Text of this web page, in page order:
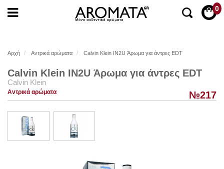
0
Αρχή Αντρικά αρώματα Calvin Klein IN2U Άρωμα για άντρες EDT
Calvin Klein IN2U Άρωμα για άντρες EDT
Calvin Klein
Αντρικά αρώματα №217